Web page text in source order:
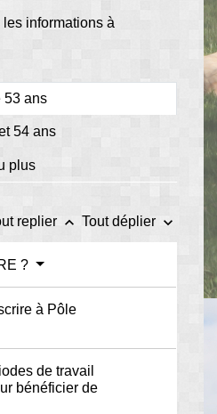
informations à
53 ans
54 ans
plus
replier keyboard_arrow_up Tout déplier keyboard_arrow_down
?
à Pôle
de travail
bénéficier de